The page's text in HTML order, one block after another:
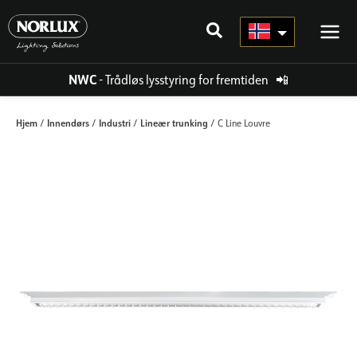
rett
innholdet
NWC- Trådløs lysstyring for fremtiden 📲
Hjem / Innendørs / Industri / Lineær trunking / C Line Louvre